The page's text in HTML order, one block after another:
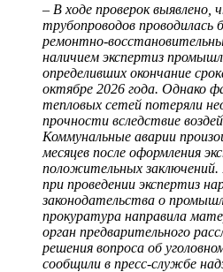
– В ходе проверок выявлено,
трубопроводов проводилась
ремонтно-
наличием экспертиз
определивших окончание
октябре 2026 года. Однако
тепловых сетей потеряли
прочности вследствие
Коммунальные аварии
месяцев после оформления
положительных
при проведении экспертиз
законодательства о
прокуратура направила
орган предварительного
решения вопроса об
сообщили в пресс-службе